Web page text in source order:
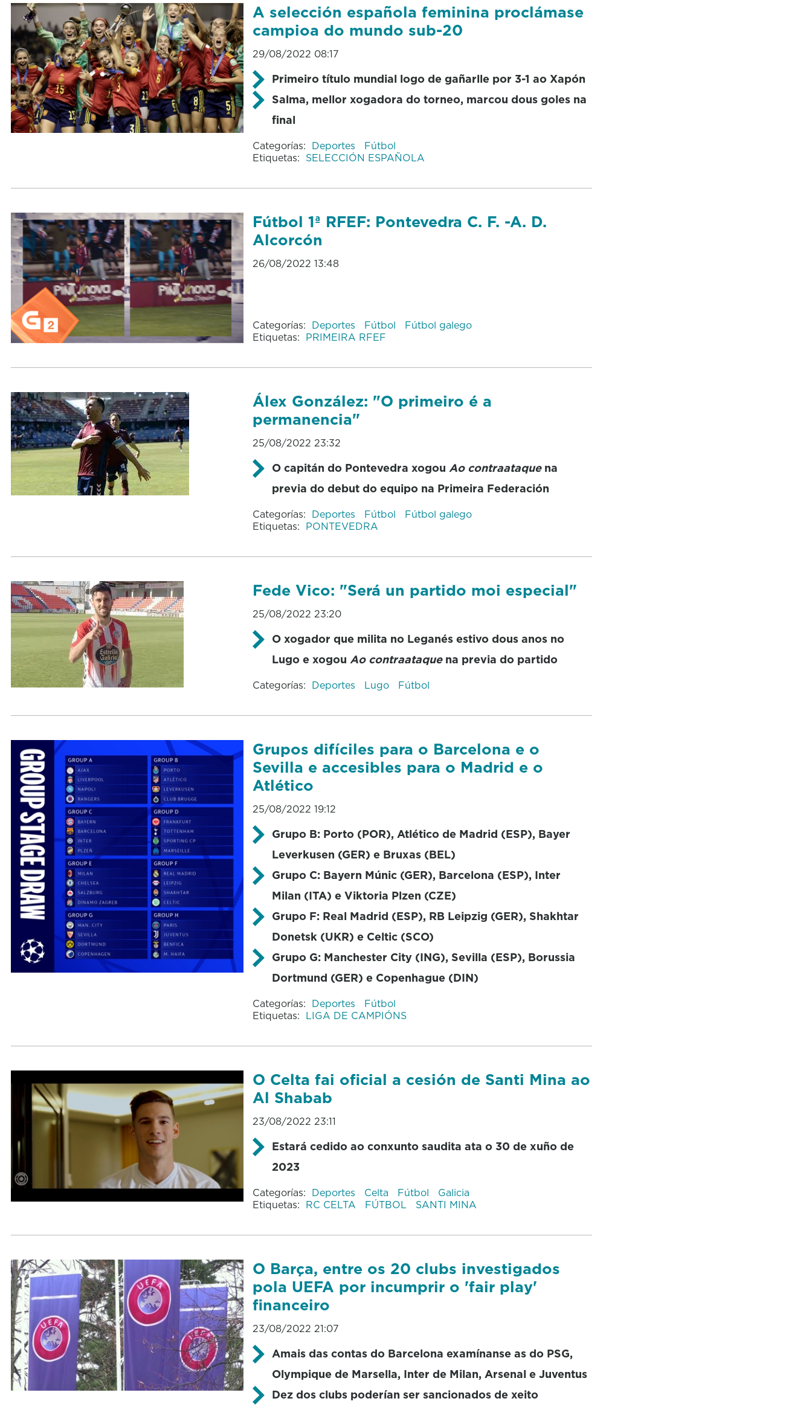
A selección española feminina proclámase
campioa do mundo sub-20
29/08/2022 08:17
Primeiro título mundial logo de gañarlle por 3-1 ao Xapón
Salma, mellor xogadora do torneo, marcou dous goles na
final
Categorías: Deportes
Fútbol
Etiquetas: SELECCIÓN ESPAÑOLA
Fútbol 1ª RFEF: Pontevedra C. F. -A. D.
Alcorcón
26/08/2022 13:48
Categorías: Deportes Fútbol
Fútbol galego
Etiquetas: PRIMEIRA RFEF
Álex González: "O primeiro é a
permanencia"
25/08/2022 23:32
O capitán do Pontevedra xogou Ao contraataque na
previa do debut do equipo na Primeira Federación
Categorías: Deportes Fútbol
Fútbol galego
Etiquetas: PONTEVEDRA
Fede Vico: "Será un partido moi especial"
25/08/2022 23:20
O xogador que milita no Leganés estivo dous anos no
Lugo e xogou Ao contraataquena previa do partido
Categorías: Deportes Lugo Fútbol
Grupos difíciles para o Barcelona e o
Sevilla e accesibles para o Madrid e o
Atlético
25/08/2022 19:12
Grupo B: Porto (POR), Atlético de Madrid (ESP), Bayer
Leverkusen (GER) e Bruxas (BEL)
Grupo C: Bayern Múnic (GER), Barcelona (ESP), Inter
Milan (ITA) e Viktoria Plzen (CZE)
Grupo F: Real Madrid (ESP), RB Leipzig (GER), Shakhtar
Donetsk (UKR) e Celtic (SCO)
Grupo G: Manchester City (ING), Sevilla (ESP), Borussia
Dortmund (GER) e Copenhague (DIN)
Categorías: Deportes
Fútbol
Etiquetas: LIGA DE CAMPIÓNS
O Celta fai oficial a cesión de Santi Mina ao
Al Shabab
23/08/2022 23:11
Estará cedido ao conxunto saudita ata o 30 de xuño de
2023
Categorías: Deportes Celta Fútbol
Galicia
Etiquetas: RC CELTA FÚTBOL SANTI MINA
O Barça, entre os 20 clubs investigados
pola UEFA por incumprir o 'fair play'
financeiro
23/08/2022 21:07
Amais das contas do Barcelona examínanse as do PSG,
Olympique de Marsella, Inter de Milan, Arsenal e Juventus
Dez dos clubs poderían ser sancionados de xeito